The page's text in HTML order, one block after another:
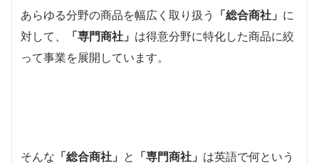
あらゆる分野の商品を幅広く取り扱う 「総合商社」 に
対して、
「専門商社」 は得意分野に特化した商品に絞
って事業を展開しています。
そんな 「総合商社」 と 「専門商社」 は英語で何という